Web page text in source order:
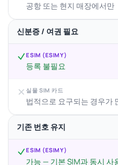
공항 또는 현지 매장에서만
신분증 / 여권 필요
ESIM (ESIMY)
등록 불필요
실물 SIM 카드
법적으로 요구되는 경우가
기존 번호 유지
ESIM (ESIMY)
가능 — 기본 SIM과 동시 사